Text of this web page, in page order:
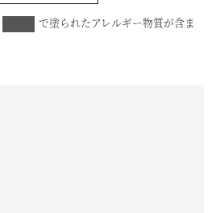
で塗られたアレルギー物質が含ま